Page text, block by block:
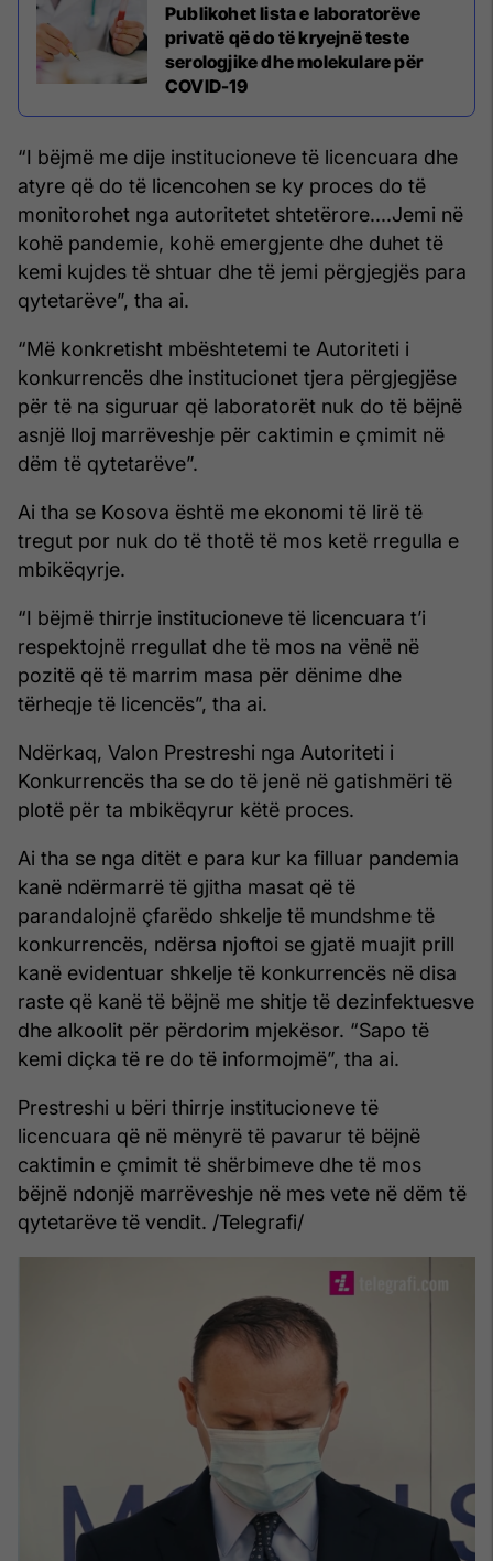
Publikohet lista e laboratorëve
privatë që do të kryejnë teste
serologjike dhe molekulare për
COVID-19
“I bëjmë me dije institucioneve të licencuara dhe
atyre që do të licencohen se ky proces do të
monitorohet nga autoritetet shtetërore....Jemi në
kohë pandemie, kohë emergjente dhe duhet të
kemi kujdes të shtuar dhe të jemi përgjegjës para
qytetarëve”, tha ai.
“Më konkretisht mbështetemi te Autoriteti i
konkurrencës dhe institucionet tjera përgjegjëse
për të na siguruar që laboratorët nuk do të bëjnë
asnjë lloj marrëveshje për caktimin e çmimit në
dëm të qytetarëve”.
Ai tha se Kosova është me ekonomi të lirë të
tregut por nuk do të thotë të mos ketë rregulla e
mbikëqyrje.
“I bëjmë thirrje institucioneve të licencuara t’i
respektojnë rregullat dhe të mos na vënë në
pozitë që të marrim masa për dënime dhe
tërheqje të licencës”, tha ai.
Ndërkaq, Valon Prestreshi nga Autoriteti i
Konkurrencës tha se do të jenë në gatishmëri të
plotë për ta mbikëqyrur këtë proces.
Ai tha se nga ditët e para kur ka filluar pandemia
kanë ndërmarrë të gjitha masat që të
parandalojnë çfarëdo shkelje të mundshme të
konkurrencës, ndërsa njoftoi se gjatë muajit prill
kanë evidentuar shkelje të konkurrencës në disa
raste që kanë të bëjnë me shitje të dezinfektuesve
dhe alkoolit për përdorim mjekësor. “Sapo të
kemi diçka të re do të informojmë”, tha ai.
Prestreshi u bëri thirrje institucioneve të
licencuara që në mënyrë të pavarur të bëjnë
caktimin e çmimit të shërbimeve dhe të mos
bëjnë ndonjë marrëveshje në mes vete në dëm të
qytetarëve të vendit. /Telegrafi/